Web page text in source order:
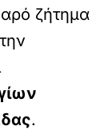
ζήτημα
.